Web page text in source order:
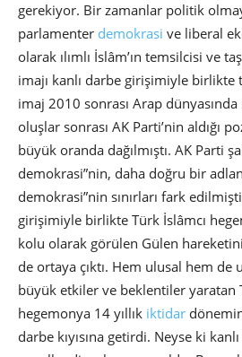
gerekiyor. Bir zamanlar politik
parlamenter demokrasi ve liberal
olarak ılımlı İslâm’ın temsilcisi ve
imajı kanlı darbe girişimiyle birlikte
imaj 2010 sonrası Arap
oluşlar sonrası AK Parti’nin aldığı
büyük oranda dağılmıştı. AK Parti
demokrasi”nin, daha doğru bir
demokrasi”nin sınırları fark
girişimiyle birlikte Türk İslâmcı
kolu olarak görülen Gülen
de ortaya çıktı. Hem ulusal hem de
büyük etkiler ve beklentiler yaratan
hegemonya 14 yıllık iktidar
darbe kıyısına getirdi. Neyse ki